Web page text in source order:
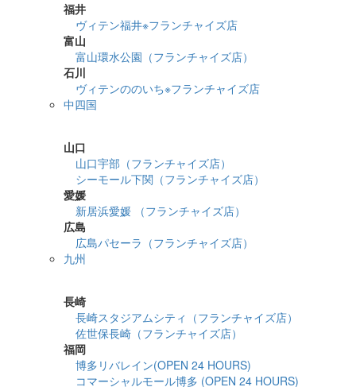
福井
ヴィテン福井※フランチャイズ店
富山
富山環水公園（フランチャイズ店）
石川
ヴィテンののいち※フランチャイズ店
中四国
山口
山口宇部（フランチャイズ店）
シーモール下関（フランチャイズ店）
愛媛
新居浜愛媛 （フランチャイズ店）
広島
広島パセーラ（フランチャイズ店）
九州
長崎
長崎スタジアムシティ（フランチャイズ店）
佐世保長崎（フランチャイズ店）
福岡
博多リバレイン(OPEN 24 HOURS)
コマーシャルモール博多 (OPEN 24 HOURS)